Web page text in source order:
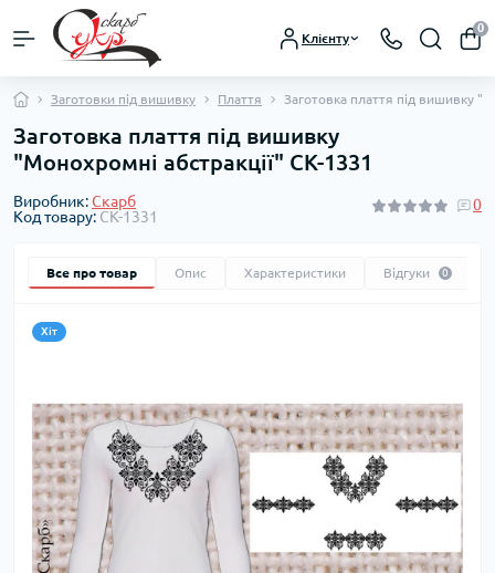
Клієнту
0
Заготовки під вишивку Плаття Заготовка плаття під вишивку
Заготовка плаття під вишивку
"Монохромні абстракції" СК-1331
Виробник:Скарб
Код товару: СК-1331
0
Все про товар Опис Характеристики Відгуки 0
Хіт